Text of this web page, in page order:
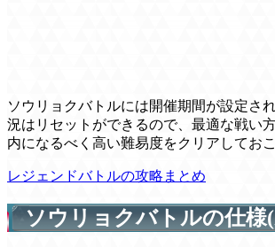
ソウリョクバトルには開催期間が設定さ
況はリセットができるので、最適な戦い
内になるべく高い難易度をクリアしておこ
レジェンドバトルの攻略まとめ
ソウリョクバトルの仕様